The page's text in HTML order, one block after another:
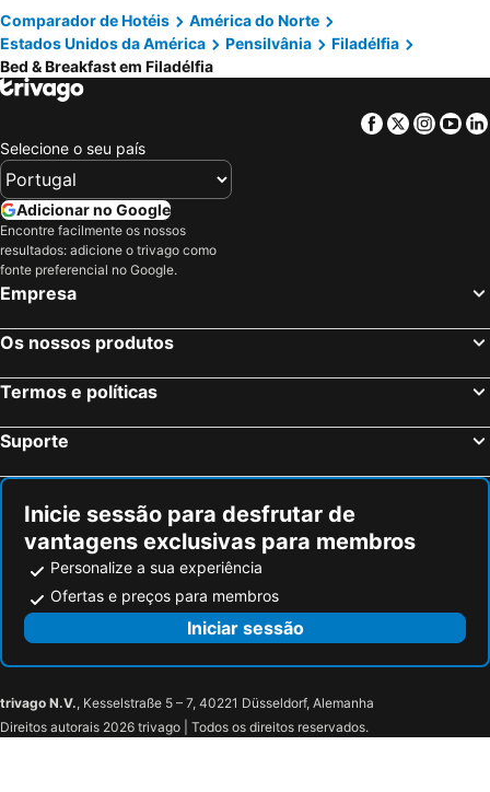
Hopewell Township, bed and breakfasts
Chester, bed and breakfasts
Comparador de Hotéis
América do Norte
Estados Unidos da América
Pensilvânia
Filadélfia
Bed & Breakfast em Filadélfia
Facebook
Twitter
Selecione o seu país
Adicionar no Google
Encontre facilmente os nossos
resultados: adicione o trivago como
fonte preferencial no Google.
Empresa
Os nossos produtos
Termos e políticas
Suporte
Inicie sessão para desfrutar de
vantagens exclusivas para membros
Personalize a sua experiência
Ofertas e preços para membros
Iniciar sessão
trivago N.V., Kesselstraße 5 – 7, 40221 Düsseldorf, Alemanha
Direitos autorais 2026 trivago | Todos os direitos reservados.